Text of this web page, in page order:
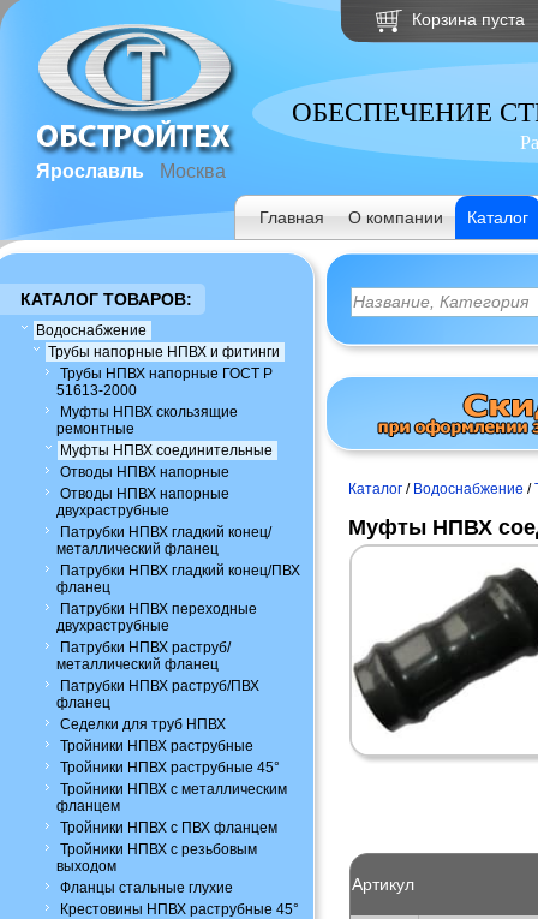
Ярославль Москва
Корзина пуста
ОБЕСПЕЧЕНИЕ
Главная О компании Каталог
КАТАЛОГ ТОВАРОВ:
Водоснабжение
Трубы напорные НПВХ и фитинги
Трубы НПВХ напорные ГОСТ Р
51613-2000
Муфты НПВХ скользящие
ремонтные
Муфты НПВХ соединительные
Отводы НПВХ напорные
Отводы НПВХ напорные
двухраструбные
Патрубки НПВХ гладкий конец/
металлический фланец
Патрубки НПВХ гладкий конец/ПВХ
фланец
Патрубки НПВХ переходные
двухраструбные
Патрубки НПВХ раструб/
металлический фланец
Патрубки НПВХ раструб/ПВХ
фланец
Седелки для труб НПВХ
Тройники НПВХ раструбные
Тройники НПВХ раструбные 45°
Тройники НПВХ с металлическим
фланцем
Тройники НПВХ с ПВХ фланцем
Тройники НПВХ с резьбовым
выходом
Фланцы стальные глухие
Крестовины НПВХ раструбные 45°
Каталог / Водоснабжение /
Муфты НПВХ
Артикул